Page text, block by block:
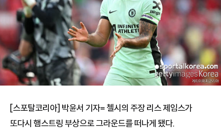
[스포탈코리아] 박윤서 기자= 첼시의 주장 리스 제임스가
또다시 햄스트링 부상으로 그라운드를 떠나게 됐다.